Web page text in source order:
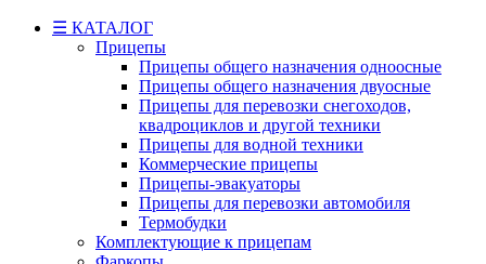
☰ КАТАЛОГ
Прицепы
Прицепы общего назначения одноосные
Прицепы общего назначения двуосные
Прицепы для перевозки снегоходов,
квадроциклов и другой техники
Прицепы для водной техники
Коммерческие прицепы
Прицепы-эвакуаторы
Прицепы для перевозки автомобиля
Термобудки
Комплектующие к прицепам